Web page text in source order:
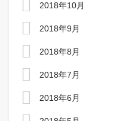
2018年10月
2018年9月
2018年8月
2018年7月
2018年6月